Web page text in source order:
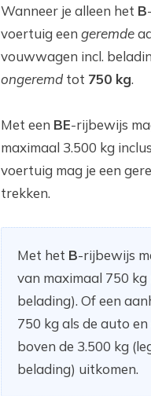
Wanneer je alleen het B
voertuig een geremde
vouwwagen incl.
ongeremd tot 750 kg.
Met een BE-rijbewijs
maximaal 3.500 kg
voertuig mag je een
trekken.
Met het B-rijbewijs
van maximaal 750
belading). Of een
750 kg als de auto
boven de 3.500 kg
belading) uitkomen.